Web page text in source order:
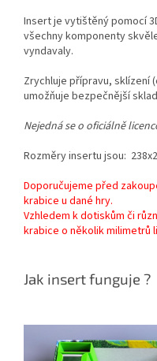
Insert je vytištěný pomocí
všechny komponenty
vyndavaly.
Zrychluje přípravu, sklízení
umožňuje bezpečnější
Nejedná se o oficiálně
Rozměry insertu jsou:
Doporučujeme před
krabice u dané hry.
Vzhledem k dotiskům či
krabice o několik milimetrů
Jak insert funguje ?